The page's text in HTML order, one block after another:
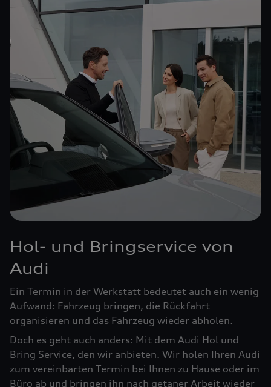
Hol- und Bringservice von
Audi
Ein Termin in der Werkstatt bedeutet auch ein wenig
Aufwand: Fahrzeug bringen, die Rückfahrt
organisieren und das Fahrzeug wieder abholen.
Doch es geht auch anders: Mit dem Audi Hol und
Bring Service, den wir anbieten. Wir holen Ihren Audi
zum vereinbarten Termin bei Ihnen zu Hause oder im
Büro ab und bringen ihn nach getaner Arbeit wieder